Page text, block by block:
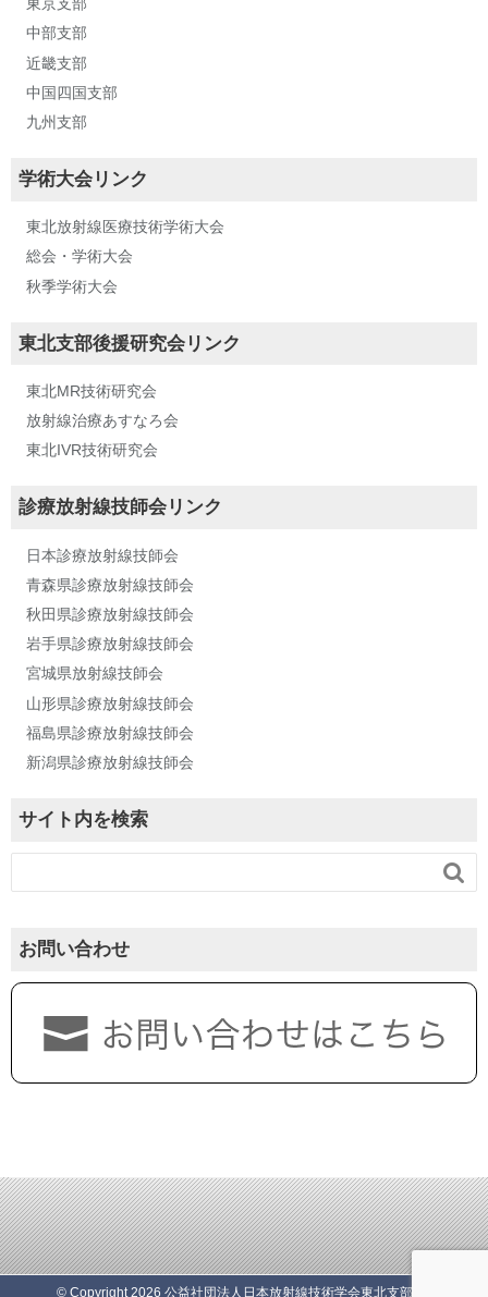
中部支部
近畿支部
中国四国支部
九州支部
学術大会リンク
東北放射線医療技術学術大会
総会・学術大会
秋季学術大会
東北支部後援研究会リンク
東北MR技術研究会
放射線治療あすなろ会
東北IVR技術研究会
診療放射線技師会リンク
日本診療放射線技師会
青森県診療放射線技師会
秋田県診療放射線技師会
岩手県診療放射線技師会
宮城県放射線技師会
山形県診療放射線技師会
福島県診療放射線技師会
新潟県診療放射線技師会
サイト内を検索

お問い合わせ
© Copyright 2026 公益社団法人日本放射線技術学会東北支部. All rights